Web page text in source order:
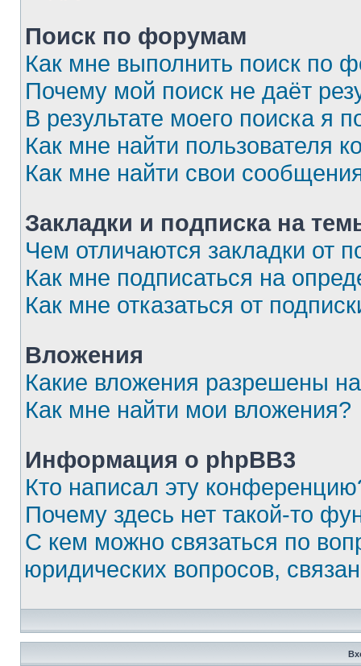
Поиск по форумам
Как мне выполнить поиск по
Почему мой поиск не даёт
В результате моего поиска я
Как мне найти пользователя
Как мне найти свои
Закладки и подписка на
Чем отличаются закладки от
Как мне подписаться на
Как мне отказаться от
Вложения
Какие вложения разрешены
Как мне найти мои вложения?
Информация о phpBB3
Кто написал эту
Почему здесь нет такой-то
С кем можно связаться по
юридических вопросов,